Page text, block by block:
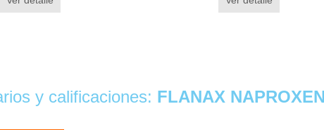
y calificaciones: FLANAX